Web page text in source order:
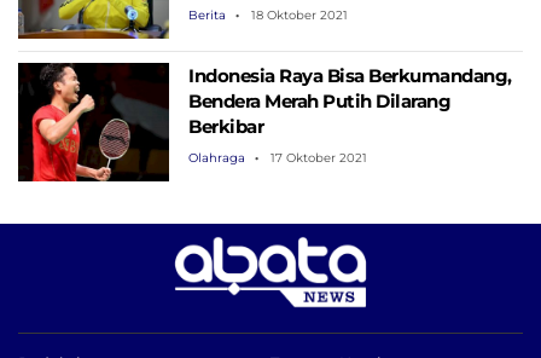
Berita 18 Oktober 2021
Indonesia Raya Bisa Berkumandang,
Bendera Merah Putih Dilarang
Berkibar
Olahraga 17 Oktober 2021